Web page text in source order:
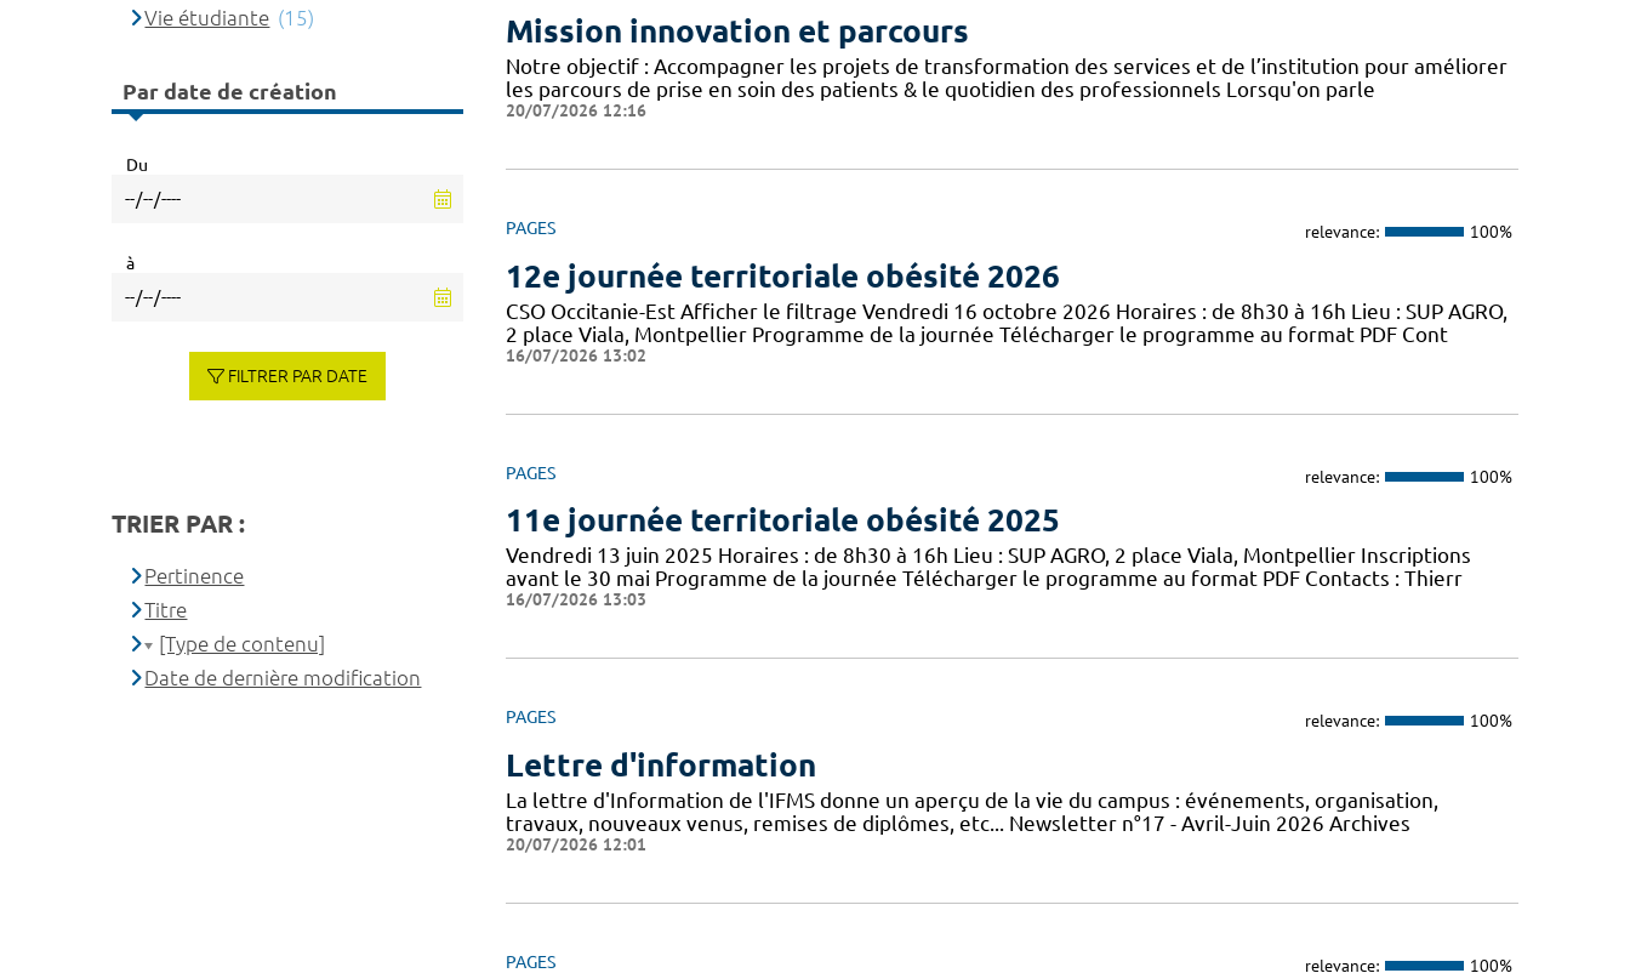
Mission innovation et parcours
Notre objectif : Accompagner les projets de transformation des services et de l’institution pour améliorer
les parcours de prise en soin des patients & le quotidien des professionnels Lorsqu'on parle
20/07/2026 12:16
PAGES relevance: 100%
12e journée territoriale obésité 2026
CSO Occitanie-Est Afficher le filtrage Vendredi 16 octobre 2026 Horaires : de 8h30 à 16h Lieu : SUP AGRO,
2 place Viala, Montpellier Programme de la journée Télécharger le programme au format PDF Cont
16/07/2026 13:02
PAGES relevance: 100%
11e journée territoriale obésité 2025
Vendredi 13 juin 2025 Horaires : de 8h30 à 16h Lieu : SUP AGRO, 2 place Viala, Montpellier Inscriptions
avant le 30 mai Programme de la journée Télécharger le programme au format PDF Contacts : Thierr
16/07/2026 13:03
PAGES relevance: 100%
Lettre d'information
La lettre d'Information de l'IFMS donne un aperçu de la vie du campus : événements, organisation,
travaux, nouveaux venus, remises de diplômes, etc... Newsletter n°17 - Avril-Juin 2026 Archives
20/07/2026 12:01
PAGES relevance: 100%
Vie étudiante (15)
Par date de création
Du
à
FILTRER PAR DATE
TRIER PAR :
Pertinence
Titre
[Type de contenu]
Date de dernière modification